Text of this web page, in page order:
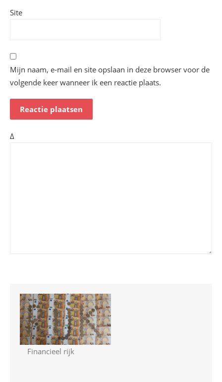
Site
Mijn naam, e-mail en site opslaan in deze browser voor de
volgende keer wanneer ik een reactie plaats.
Δ
Financieel rijk